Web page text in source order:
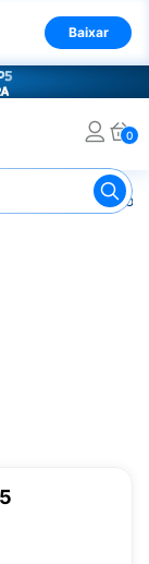
Baixar
0
Remédio